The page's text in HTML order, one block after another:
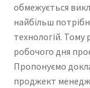
обмежується
найбільш
технологій. Тому
робочого дня
Пропонуємо
проджект